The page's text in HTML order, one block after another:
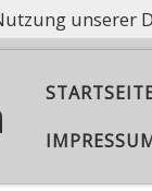
unserer